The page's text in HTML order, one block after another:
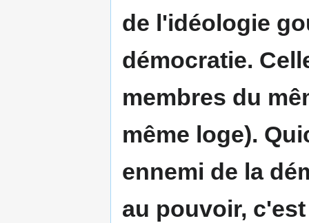
de l'idéologie
démocratie.
membres du
même loge).
ennemi de la
au pouvoir,